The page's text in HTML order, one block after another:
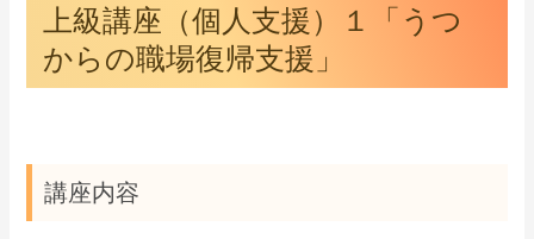
上級講座（個人支援）１「うつ
からの職場復帰支援」
講座内容